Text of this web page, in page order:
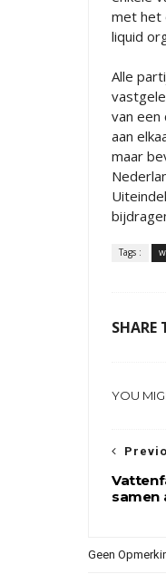
met het
liquid
Alle
van een
aan
maar
Tags :
SHARE
YOU
samen
Geen